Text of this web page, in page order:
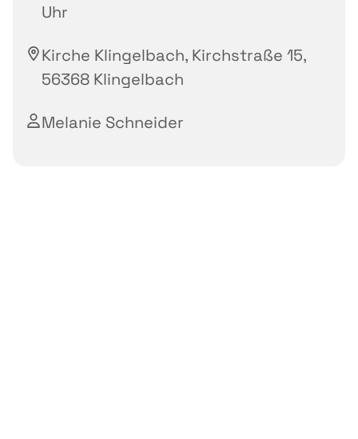
Uhr
Kirche Klingelbach, Kirchstraße 15,
56368 Klingelbach
Melanie Schneider